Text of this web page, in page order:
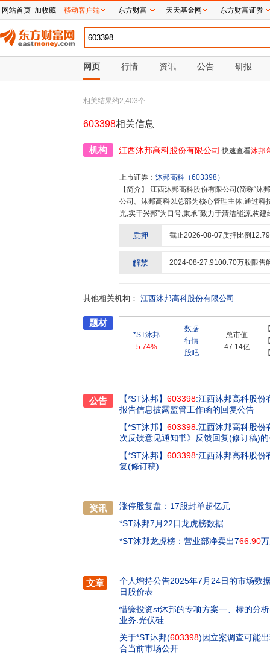
网页 行情 资讯 公告 研报
相关结果约2,403个
603398相关信息
机构 江西沐邦高科股份有限公司 快速查看沐邦
上市证券： 沐邦高科 （603398）
【简介】
公司。沐邦高科以总部为核心管理主体,通过科
光,实干兴邦”为口号,秉承“致力于清洁能源,构
中以太阳能单晶硅片为主,太阳能单晶硅片产
积极布局光伏产业链上游、中游和下游,以持
质押 截止2026-08-07质押比例 12.79
解禁 2024-08-27,9100.70万股限售
其他相关机构： 江西沐邦高科股份有限公司
题材
*ST沐邦
5.74%
数据
行情
股吧
总市值
47.14亿
公告 【*ST沐邦】 603398:江西沐邦高科股份
报告信息披露监管工作函的回复公告
【*ST沐邦】 603398:江西沐邦高科股份
次反馈意见通知书》反馈回复(修订稿)
【*ST沐邦】 603398:江西沐邦高科股份
复(修订稿)
资讯
涨停股复盘：17股封单超亿元
*ST沐邦7月22日龙虎榜数据
*ST沐邦龙虎榜：营业部净卖出766 90
文章
个人增持公告2025年7月24日的市场数
日股价表
惜缘投资st沐邦的专项方案一、标的分
业务:光伏硅
关于*ST沐邦(603398)因立案调查可能
合当前市场公开
网站首页 加收藏 移动客户端 东方财富 天天基金网 东方财富证券